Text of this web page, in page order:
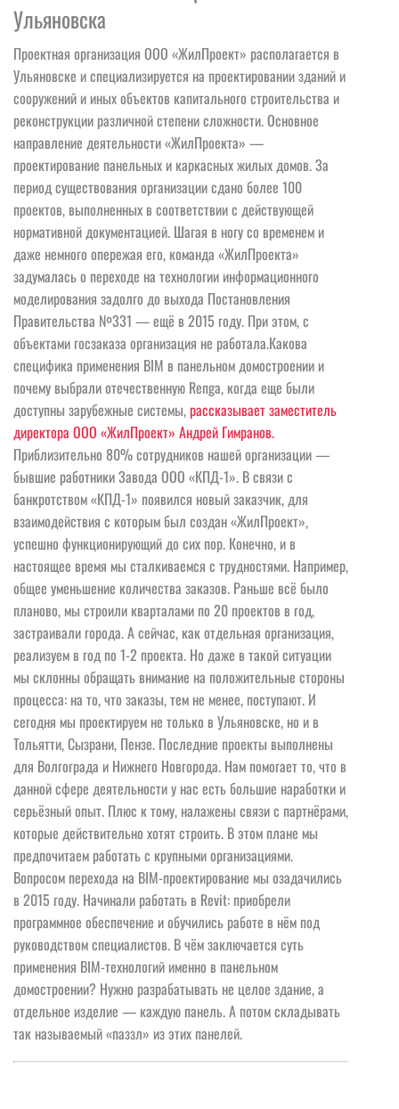
Ульяновска
Проектная организация ООО «ЖилПроект» располагается в
Ульяновске и специализируется на проектировании зданий и
сооружений и иных объектов капитального строительства и
реконструкции различной степени сложности. Основное
направление деятельности «ЖилПроекта» —
проектирование панельных и каркасных жилых домов. За
период существования организации сдано более 100
проектов, выполненных в соответствии с действующей
нормативной документацией. Шагая в ногу со временем и
даже немного опережая его, команда «ЖилПроекта»
задумалась о переходе на технологии информационного
моделирования задолго до выхода Постановления
Правительства №331 — ещё в 2015 году. При этом, с
объектами госзаказа организация не работала.Какова
специфика применения BIM в панельном домостроении и
почему выбрали отечественную Renga, когда еще были
доступны зарубежные системы,рассказывает заместитель
директора ООО «ЖилПроект» Андрей Гимранов.
Приблизительно 80% сотрудников нашей организации —
бывшие работники Завода ООО «КПД-1». В связи с
банкротством «КПД-1» появился новый заказчик, для
взаимодействия с которым был создан «ЖилПроект»,
успешно функционирующий до сих пор. Конечно, и в
настоящее время мы сталкиваемся с трудностями. Например,
общее уменьшение количества заказов. Раньше всё было
планово, мы строили кварталами по 20 проектов в год,
застраивали города. А сейчас, как отдельная организация,
реализуем в год по 1-2 проекта. Но даже в такой ситуации
мы склонны обращать внимание на положительные стороны
процесса: на то, что заказы, тем не менее, поступают. И
сегодня мы проектируем не только в Ульяновске, но и в
Тольятти, Сызрани, Пензе. Последние проекты выполнены
для Волгограда и Нижнего Новгорода. Нам помогает то, что в
данной сфере деятельности у нас есть большие наработки и
серьёзный опыт. Плюс к тому, налажены связи с партнёрами,
которые действительно хотят строить. В этом плане мы
предпочитаем работать с крупными организациями.
Вопросом перехода на BIM-проектирование мы озадачились
в 2015 году. Начинали работать в Revit: приобрели
программное обеспечение и обучились работе в нём под
руководством специалистов. В чём заключается суть
применения BIM-технологий именно в панельном
домостроении? Нужно разрабатывать не целое здание, а
отдельное изделие — каждую панель. А потом складывать
так называемый «паззл» из этих панелей.